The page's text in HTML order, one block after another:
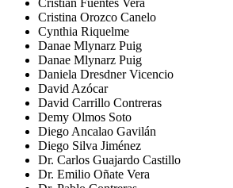
Cristián Fuentes Vera
Cristina Orozco Canelo
Cynthia Riquelme
Danae Mlynarz Puig
Danae Mlynarz Puig
Daniela Dresdner Vicencio
David Azócar
David Carrillo Contreras
Demy Olmos Soto
Diego Ancalao Gavilán
Diego Silva Jiménez
Dr. Carlos Guajardo Castillo
Dr. Emilio Oñate Vera